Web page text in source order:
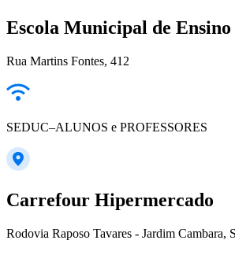
Escola Municipal de
Rua Martins Fontes, 412
SEDUC–ALUNOS e PROFESSORES
Carrefour Hipermercado
Rodovia Raposo Tavares - Jardim Cambara,